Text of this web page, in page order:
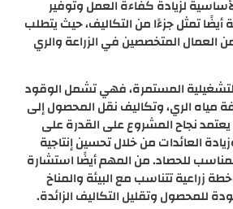
لزيادة كفاءة العمل وتوفير
أيضًا تمثل جزءًا من التكاليف، حيث يتطلب
العمال المتخصصين في الزراعة والري
التشغيلية المستمرة، فهي تشمل الوقود
مياه الري، وتكاليف نقل المحصول إلى
نجاح المشروع على القدرة على
العائدات من خلال تحسين إنتاجية
للحصاد. من المهم أيضًا استشارة
زراعية تتناسب مع البيئة والمناخ
للمحصول وتقليل التكاليف الزائدة.